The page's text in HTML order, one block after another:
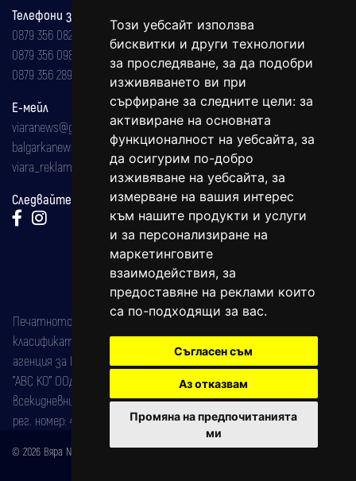
Този уебсайт използва
бисквитки и други технологии
за проследяване, за да подобри
изживяването ви при
сърфиране за следните цели: за
активиране на основната
функционалност на уебсайта, за
да осигурим по-добро
изживяване на уебсайта, за
измерване на вашия интерес
към нашите продукти и услуги
и за персонализиране на
маркетинговите
взаимодействия, за
предоставяне на реклами които
са по-подходящи за вас.
Съгласен съм
Аз отказвам
Промяна на предпочитанията
ми
Телефони за реклама и абонаменти
0879 356 082
0879 356 098
0879 356 289
Е-мейл
viaranews@gmail.com
balgarkanews@gmail.com
viara_reklama@mail.bg
Следвайте ни:
Печатното издание на вестника е регистрирано в националния
класификатор на печатните издания (Българска национална
агенция за ISSN) под номер: ISSN 1312-4722.
"АВС КО" ООД е притежател на марката: Вяра информационен
всекидневник на югозападна България, със свидетелство за марка
рег. номер: 47857/11.05.2004 година.
© 2026 Вяра News Всички права запазени!